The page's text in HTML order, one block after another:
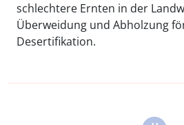
schlechtere Ernten in der
Überweidung und Abholzung
Desertifikation.